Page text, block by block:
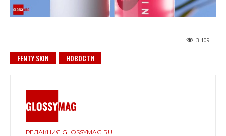
3 109
FENTY SKIN НОВОСТИ
РЕДАКЦИЯ GLOSSYMAG.RU